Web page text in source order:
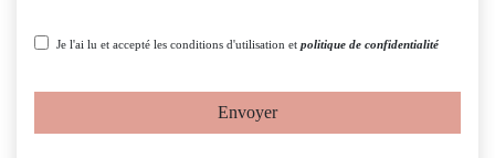
Je l'ai lu et accepté les conditions d'utilisation et politique de confidentialité
Envoyer